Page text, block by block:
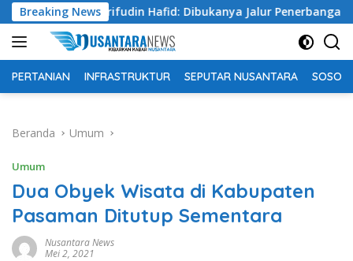
Langsung
ke
konten
Breaking News
Syarifudin Hafid: Dibukanya Jalur Penerbangan
PERTANIAN INFRASTRUKTUR SEPUTAR NUSANTARA SOSOK
Beranda Umum
Umum
Dua Obyek Wisata di Kabupaten
Pasaman Ditutup Sementara
Nusantara News
Mei 2, 2021